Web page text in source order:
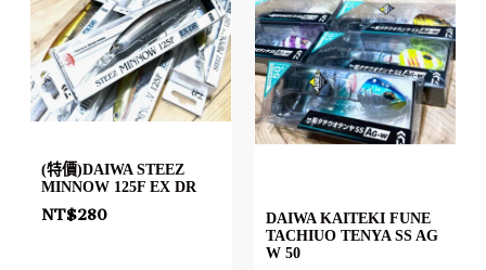
(特價)DAIWA STEEZ
MINNOW 125F EX DR
NT$280
DAIWA KAITEKI FUNE
TACHIUO TENYA SS AG
W 50